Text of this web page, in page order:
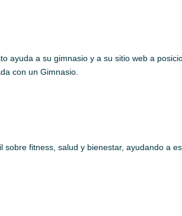
ayuda a su gimnasio y a su sitio web a
con un Gimnasio.
fitness, salud y bienestar, ayudando a